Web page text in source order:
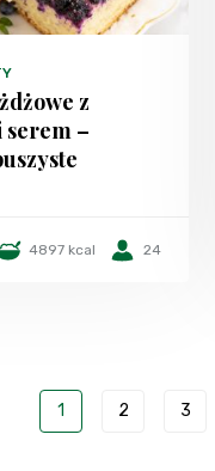
z
–
4897 kcal 24
1 2 3